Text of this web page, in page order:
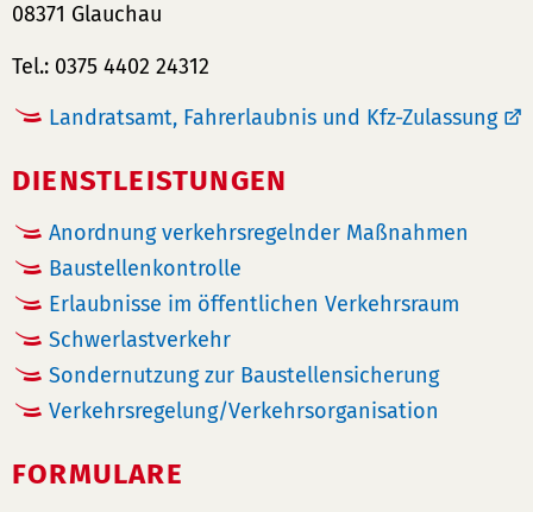
08371 Glauchau
Tel.: 0375 4402 24312
Landratsamt, Fahrerlaubnis und Kfz-Zulassung
DIENSTLEISTUNGEN
Anordnung verkehrsregelnder Maßnahmen
Baustellenkontrolle
Erlaubnisse im öffentlichen Verkehrsraum
Schwerlastverkehr
Sondernutzung zur Baustellensicherung
Verkehrsregelung/Verkehrsorganisation
FORMULARE